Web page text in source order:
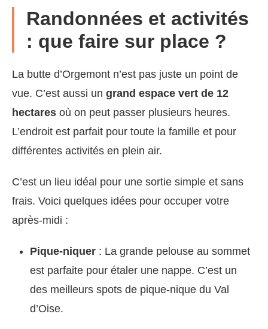
Randonnées et activités
: que faire sur place ?
La butte d’Orgemont n’est pas juste un point de
vue. C’est aussi un grand espace vert de 12
hectares où on peut passer plusieurs heures.
L’endroit est parfait pour toute la famille et pour
différentes activités en plein air.
C’est un lieu idéal pour une sortie simple et sans
frais. Voici quelques idées pour occuper votre
après-midi :
Pique-niquer : La grande pelouse au sommet
est parfaite pour étaler une nappe. C’est un
des meilleurs spots de pique-nique du Val
d’Oise.